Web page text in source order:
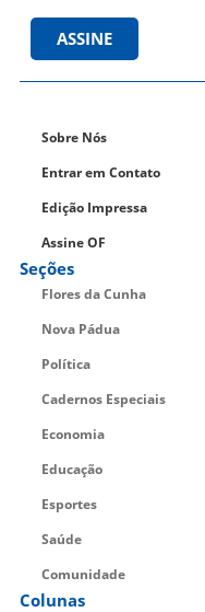
ASSINE
Sobre Nós
Entrar em Contato
Edição Impressa
Assine OF
Seções
Flores da Cunha
Nova Pádua
Política
Cadernos Especiais
Economia
Educação
Esportes
Saúde
Comunidade
Colunas